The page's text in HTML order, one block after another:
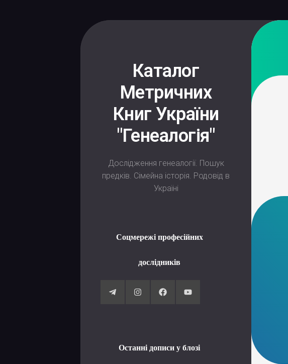
Каталог
Метричних
Книг України
"Генеалогія"
Дослідження генеалогії. Пошук
предків. Сімейна історія. Родовід в
Україні
Соцмережі професійних
дослідників
Останні дописи у блозі